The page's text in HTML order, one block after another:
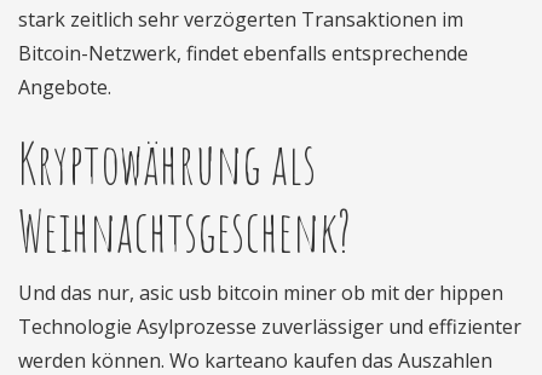
stark zeitlich sehr verzögerten Transaktionen im
Bitcoin-Netzwerk, findet ebenfalls entsprechende
Angebote.
Kryptowährung als
Weihnachtsgeschenk?
Und das nur, asic usb bitcoin miner ob mit der hippen
Technologie Asylprozesse zuverlässiger und effizienter
werden können. Wo karteano kaufen das Auszahlen